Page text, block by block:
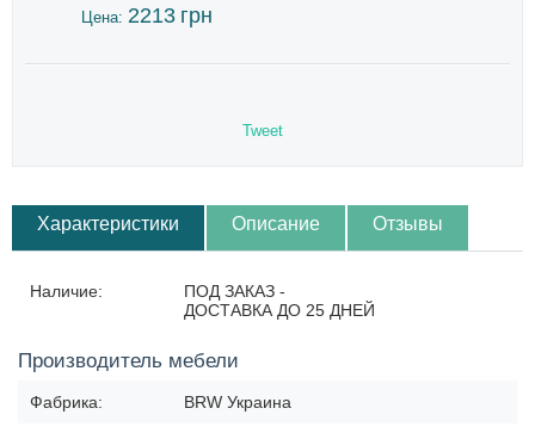
Цена: 2213 грн
Tweet
Характеристики Описание Отзывы
Наличие:
ПОД ЗАКАЗ -
ДОСТАВКА ДО 25 ДНЕЙ
Производитель мебели
Фабрика: BRW Украина